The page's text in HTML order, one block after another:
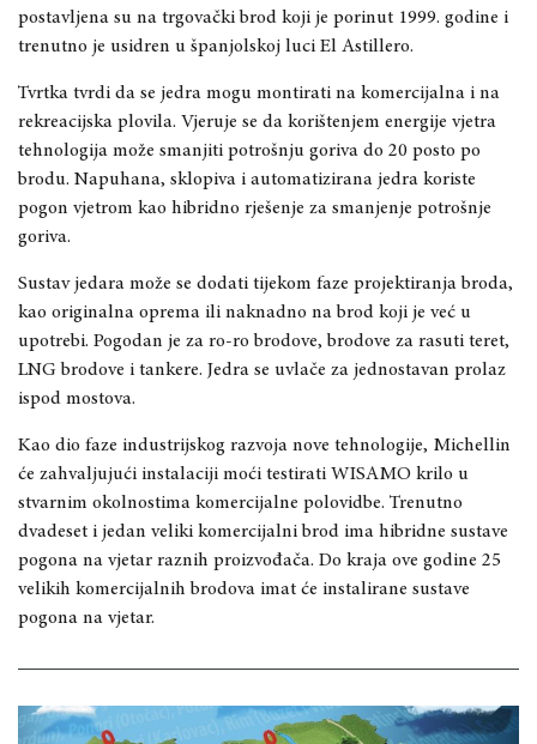
postavljena su na trgovački brod koji je porinut 1999. godine i
trenutno je usidren u španjolskoj luci El Astillero.
Tvrtka tvrdi da se jedra mogu montirati na komercijalna i na
rekreacijska plovila. Vjeruje se da korištenjem energije vjetra
tehnologija može smanjiti potrošnju goriva do 20 posto po
brodu. Napuhana, sklopiva i automatizirana jedra koriste
pogon vjetrom kao hibridno rješenje za smanjenje potrošnje
goriva.
Sustav jedara može se dodati tijekom faze projektiranja broda,
kao originalna oprema ili naknadno na brod koji je već u
upotrebi. Pogodan je za ro-ro brodove, brodove za rasuti teret,
LNG brodove i tankere. Jedra se uvlače za jednostavan prolaz
ispod mostova.
Kao dio faze industrijskog razvoja nove tehnologije, Michellin
će zahvaljujući instalaciji moći testirati WISAMO krilo u
stvarnim okolnostima komercijalne polovidbe. Trenutno
dvadeset i jedan veliki komercijalni brod ima hibridne sustave
pogona na vjetar raznih proizvođača. Do kraja ove godine 25
velikih komercijalnih brodova imat će instalirane sustave
pogona na vjetar.